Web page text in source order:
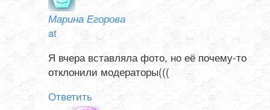
Марина Егорова
at
Я вчера вставляла фото, но её почему-то
отклонили модераторы(((
Ответить